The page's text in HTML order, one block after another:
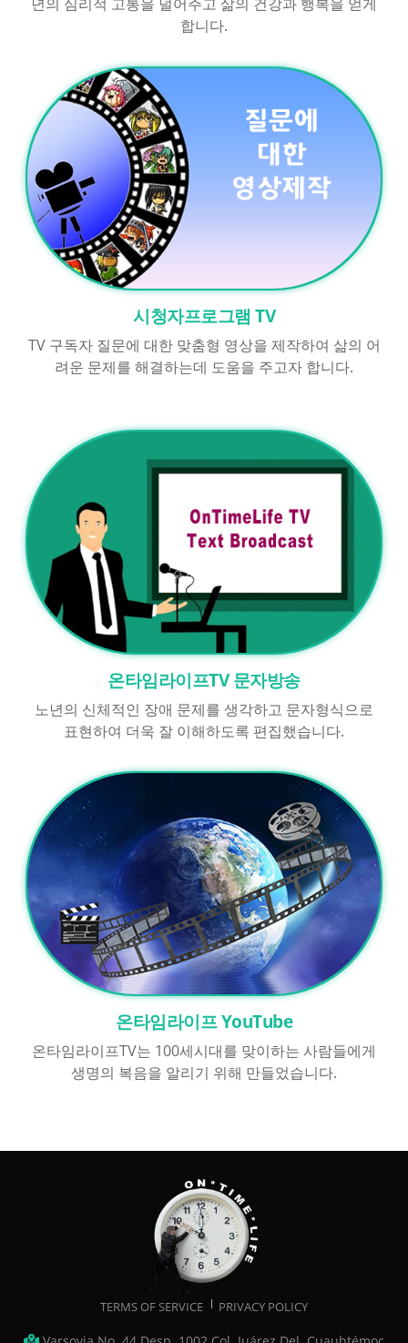
합니다.
시청자프로그램 TV
TV 구독자 질문에 대한 맞춤형 영상을 제작하여 삶의 어
려운 문제를 해결하는데 도움을 주고자 합니다.
온타임라이프TV 문자방송
노년의 신체적인 장애 문제를 생각하고 문자형식으로
표현하여 더욱 잘 이해하도록 편집했습니다.
온타임라이프 YouTube
온타임라이프TV는 100세시대를 맞이하는 사람들에게
생명의 복음을 알리기 위해 만들었습니다.
TERMS OF SERVICE PRIVACY POLICY